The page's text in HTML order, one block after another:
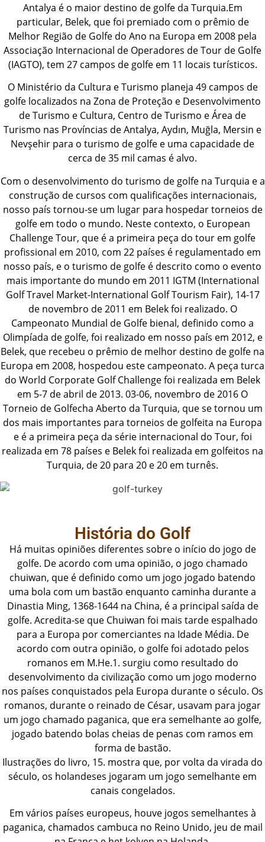
Antalya é o maior destino de golfe da Turquia.Em
particular, Belek, que foi premiado com o prêmio de
Melhor Região de Golfe do Ano na Europa em 2008 pela
Associação Internacional de Operadores de Tour de Golfe
(IAGTO), tem 27 campos de golfe em 11 locais turísticos.
O Ministério da Cultura e Turismo planeja 49 campos de
golfe localizados na Zona de Proteção e Desenvolvimento
de Turismo e Cultura, Centro de Turismo e Área de
Turismo nas Províncias de Antalya, Aydın, Muğla, Mersin e
Nevşehir para o turismo de golfe e uma capacidade de
cerca de 35 mil camas é alvo.
Com o desenvolvimento do turismo de golfe na Turquia e a
construção de cursos com qualificações internacionais,
nosso país tornou-se um lugar para hospedar torneios de
golfe em todo o mundo. Neste contexto, o European
Challenge Tour, que é a primeira peça do tour em golfe
profissional em 2010, com 22 países é regulamentado em
nosso país, e o turismo de golfe é descrito como o evento
mais importante do mundo em 2011 IGTM (International
Golf Travel Market-International Golf Tourism Fair), 14-17
de novembro de 2011 em Belek foi realizado. O
Campeonato Mundial de Golfe bienal, definido como a
Olimpíada de golfe, foi realizado em nosso país em 2012, e
Belek, que recebeu o prêmio de melhor destino de golfe na
Europa em 2008, hospedou este campeonato. A peça turca
do World Corporate Golf Challenge foi realizada em Belek
em 5-7 de abril de 2013. 03-06, novembro de 2016 O
Torneio de Golfecha Aberto da Turquia, que se tornou um
dos mais importantes para torneios de golfeita na Europa
e é a primeira peça da série internacional do Tour, foi
realizada em 78 países e Belek foi realizada em golfeitos na
Turquia, de 20 para 20 e 20 em turnês.
História do Golf
Há muitas opiniões diferentes sobre o início do jogo de
golfe. De acordo com uma opinião, o jogo chamado
chuiwan, que é definido como um jogo jogado batendo
uma bola com um bastão enquanto caminha durante a
Dinastia Ming, 1368-1644 na China, é a principal saída de
golfe. Acredita-se que Chuiwan foi mais tarde espalhado
para a Europa por comerciantes na Idade Média. De
acordo com outra opinião, o golfe foi adotado pelos
romanos em M.He.1. surgiu como resultado do
desenvolvimento da civilização como um jogo moderno
nos países conquistados pela Europa durante o século. Os
romanos, durante o reinado de César, usavam para jogar
um jogo chamado paganica, que era semelhante ao golfe,
jogado batendo bolas cheias de penas com ramos em
forma de bastão.
Ilustrações do livro, 15. mostra que, por volta da virada do
século, os holandeses jogaram um jogo semelhante em
canais congelados.
Em vários países europeus, houve jogos semelhantes à
paganica, chamados cambuca no Reino Unido, jeu de mail